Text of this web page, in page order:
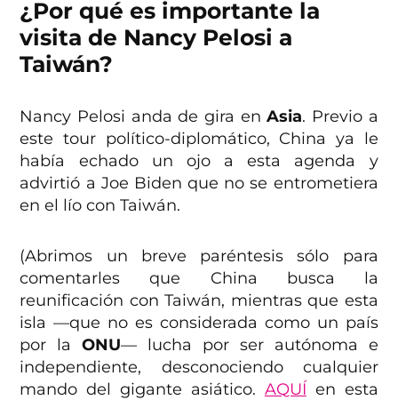
¿Por qué es importante la
visita de Nancy Pelosi a
Taiwán?
Nancy Pelosi anda de gira enAsia. Previo a
este tour político-diplomático, China ya le
había echado un ojo a esta agenda y
advirtió a Joe Biden que no se entrometiera
en el lío con Taiwán.
(Abrimos un breve paréntesis sólo para
comentarles que China busca la
reunificación con Taiwán, mientras que esta
isla —que no es considerada como un país
por laONU— lucha por ser autónoma e
independiente, desconociendo cualquier
mando del gigante asiático. AQUÍ en esta